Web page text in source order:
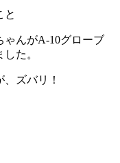
と
ゃんがA-10グローブ
た。
ズバリ！